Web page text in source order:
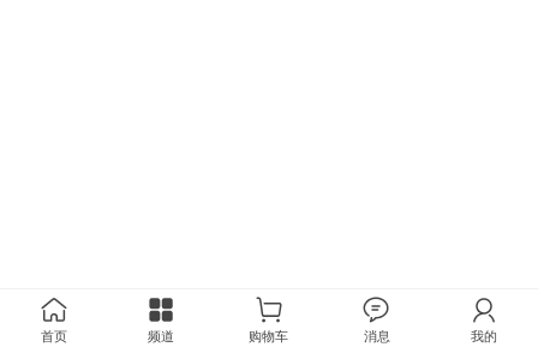
首页 频道 购物车 消息 我的